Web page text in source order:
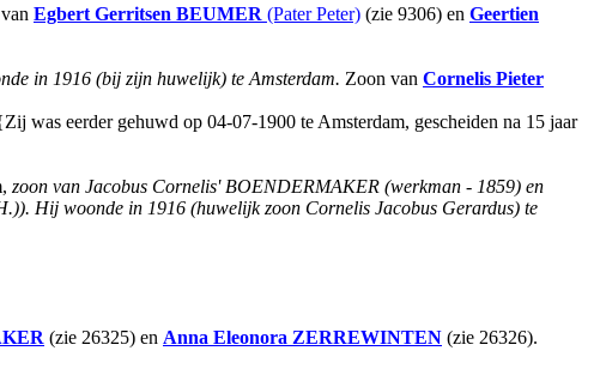
Egbert Gerritsen BEUMER (Pater Peter) (zie 9306) en Geertien
in 1916 (bij zijn huwelijk) te Amsterdam. Zoon van Cornelis Pieter
was eerder gehuwd op 04-07-1900 te Amsterdam, gescheiden na 15 jaar
zoon van Jacobus Cornelis' BOENDERMAKER (werkman - 1859) en
Hij woonde in 1916 (huwelijk zoon Cornelis Jacobus Gerardus) te
(zie 26325) en Anna Eleonora ZERREWINTEN (zie 26326).